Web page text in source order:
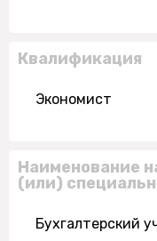
Квалификация
Экономист
Наименование
(или)
Бухгалтерский